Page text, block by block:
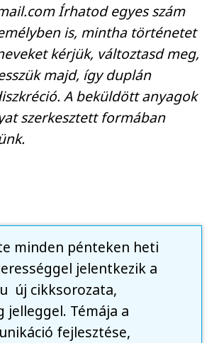
Írhatod egyes szám
is, mintha történetet
kérjük, változtasd meg,
majd, így duplán
A beküldött anyagok
szerkesztett formában
minden pénteken heti
jelentkezik a
új cikksorozata,
jelleggel. Témája a
fejlesztése,